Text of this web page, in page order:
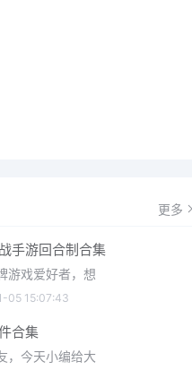
更多
手游回合制合集
游戏爱好者，想
05 15:07:43
合集
，今天小编给大